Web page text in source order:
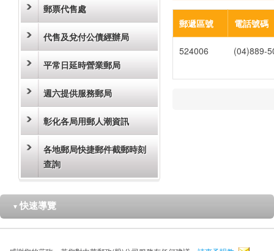
郵票代售處
代售及兌付公債經辦局
平常日延時營業郵局
週六提供服務郵局
彰化各局用郵人潮資訊
各地郵局快捷郵件截郵時刻
查詢
郵遞區號 電話號碼
524006 (04)889-
▼ 快速導覽